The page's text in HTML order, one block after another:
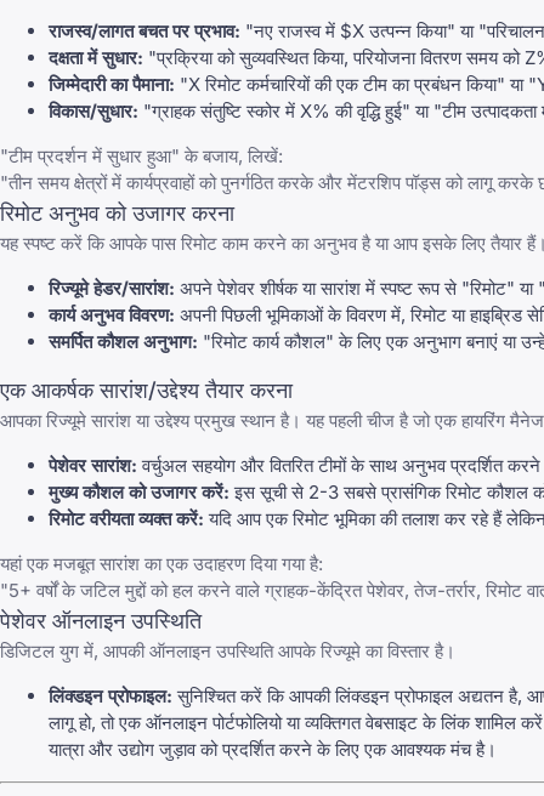
राजस्व/लागत बचत पर प्रभाव: "नए राजस्व में $X उत्पन्न किया" या
दक्षता में सुधार: "प्रक्रिया को सुव्यवस्थित किया, परियोजना वितरण समय
जिम्मेदारी का पैमाना: "X रिमोट कर्मचारियों की एक टीम का प्रबंधन किया"
विकास/सुधार: "ग्राहक संतुष्टि स्कोर में X% की वृद्धि हुई" या "टीम
"टीम प्रदर्शन में सुधार हुआ" के बजाय, लिखें:
"तीन समय क्षेत्रों में कार्यप्रवाहों को पुनर्गठित करके और मेंटरशिप पॉड्स को लागू
रिमोट अनुभव को उजागर करना
यह स्पष्ट करें कि आपके पास रिमोट काम करने का अनुभव है या आप इसके लिए तैयार
रिज्यूमे हेडर/सारांश: अपने पेशेवर शीर्षक या सारांश में स्पष्ट रूप से "रिमोट"
कार्य अनुभव विवरण: अपनी पिछली भूमिकाओं के विवरण में, रिमोट या हाइब्रिड
समर्पित कौशल अनुभाग: "रिमोट कार्य कौशल" के लिए एक अनुभाग बनाएं या
एक आकर्षक सारांश/उद्देश्य तैयार करना
आपका रिज्यूमे सारांश या उद्देश्य प्रमुख स्थान है। यह पहली चीज है जो एक हायरिंग
पेशेवर सारांश: वर्चुअल सहयोग और वितरित टीमों के साथ अनुभव प्रदर्शित
मुख्य कौशल को उजागर करें: इस सूची से 2-3 सबसे प्रासंगिक रिमोट कौशल को
रिमोट वरीयता व्यक्त करें: यदि आप एक रिमोट भूमिका की तलाश कर रहे हैं
यहां एक मजबूत सारांश का एक उदाहरण दिया गया है:
"5+ वर्षों के जटिल मुद्दों को हल करने वाले ग्राहक-केंद्रित पेशेवर, तेज-तर्रार,
पेशेवर ऑनलाइन उपस्थिति
डिजिटल युग में, आपकी ऑनलाइन उपस्थिति आपके रिज्यूमे का विस्तार है।
लिंक्डइन प्रोफाइल: सुनिश्चित करें कि आपकी लिंक्डइन प्रोफाइल अद्यतन है,
लागू हो, तो एक ऑनलाइन पोर्टफोलियो या व्यक्तिगत वेबसाइट के लिंक
यात्रा और उद्योग जुड़ाव को प्रदर्शित करने के लिए एक आवश्यक मंच है।